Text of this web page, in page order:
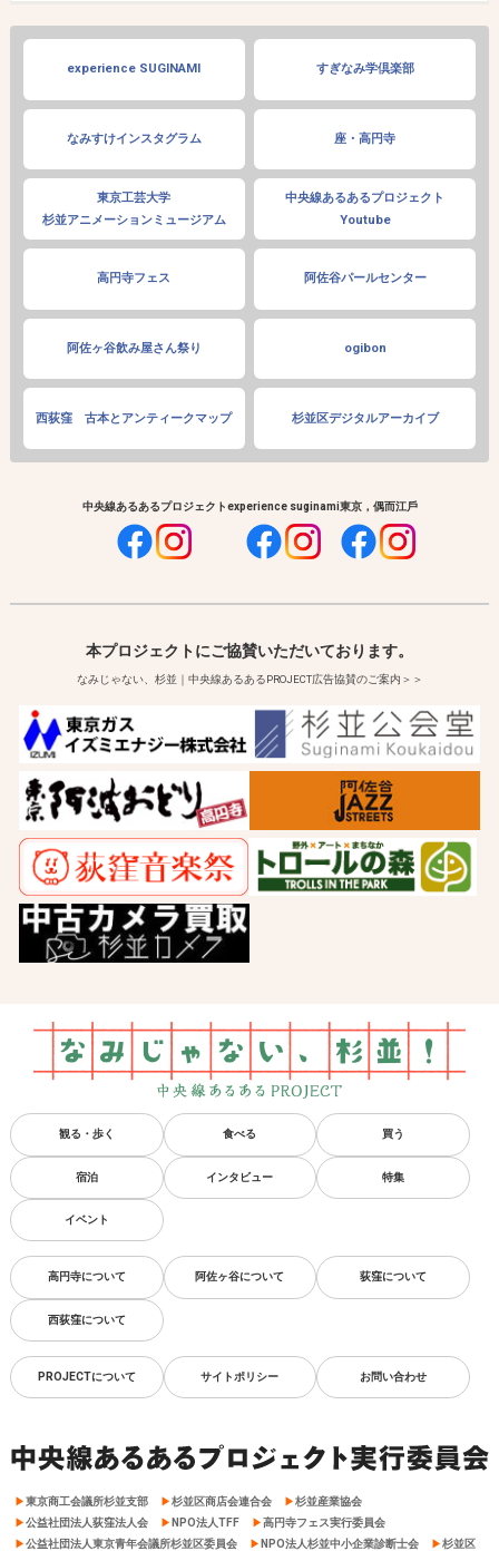
experience SUGINAMI すぎなみ学倶楽部
なみすけインスタグラム 座・高円寺
東京工芸大学
杉並アニメーションミュージアム
中央線あるあるプロジェクト
Youtube
高円寺フェス 阿佐谷パールセンター
阿佐ヶ谷飲み屋さん祭り ogibon
西荻窪 古本とアンティークマップ 杉並区デジタルアーカイブ
中央線あるあるプロジェクトexperience suginami東京，偶而江戶
本プロジェクトにご協賛いただいております。
なみじゃない、杉並｜中央線あるあるPROJECT広告協賛のご案内＞＞
観る・歩く 食べる 買う
宿泊 インタビュー 特集
イベント
高円寺について 阿佐ヶ谷について 荻窪について
西荻窪について
PROJECTについて サイトポリシー お問い合わせ
東京商工会議所杉並支部 杉並区商店会連合会
杉並産業協会
公益社団法人荻窪法人会
NPO法人TFF
高円寺フェス実行委員会
公益社団法人東京青年会議所杉並区委員会
NPO法人杉並中小企業診断士会 杉並区